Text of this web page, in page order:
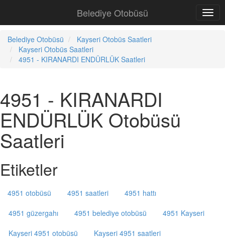
Belediye Otobüsü
Belediye Otobüsü
Kayseri Otobüs Saatleri
Kayseri Otobüs Saatleri
4951 - KIRANARDI ENDÜRLÜK Saatleri
4951 - KIRANARDI
ENDÜRLÜK Otobüsü
Saatleri
Etiketler
4951 otobüsü 4951 saatleri
4951 hattı
4951 güzergahı
4951 belediye otobüsü
4951 Kayseri
Kayseri 4951 otobüsü
Kayseri 4951 saatleri